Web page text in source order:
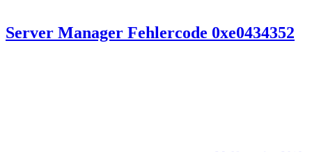
Server Manager Fehlercode 0xe0434352